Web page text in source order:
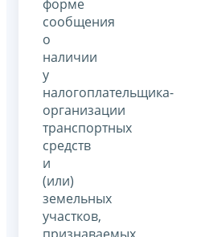
форме
сообщения
о
наличии
у
налогоплательщика-
организации
транспортных
средств
и
(или)
земельных
участков,
признаваемых